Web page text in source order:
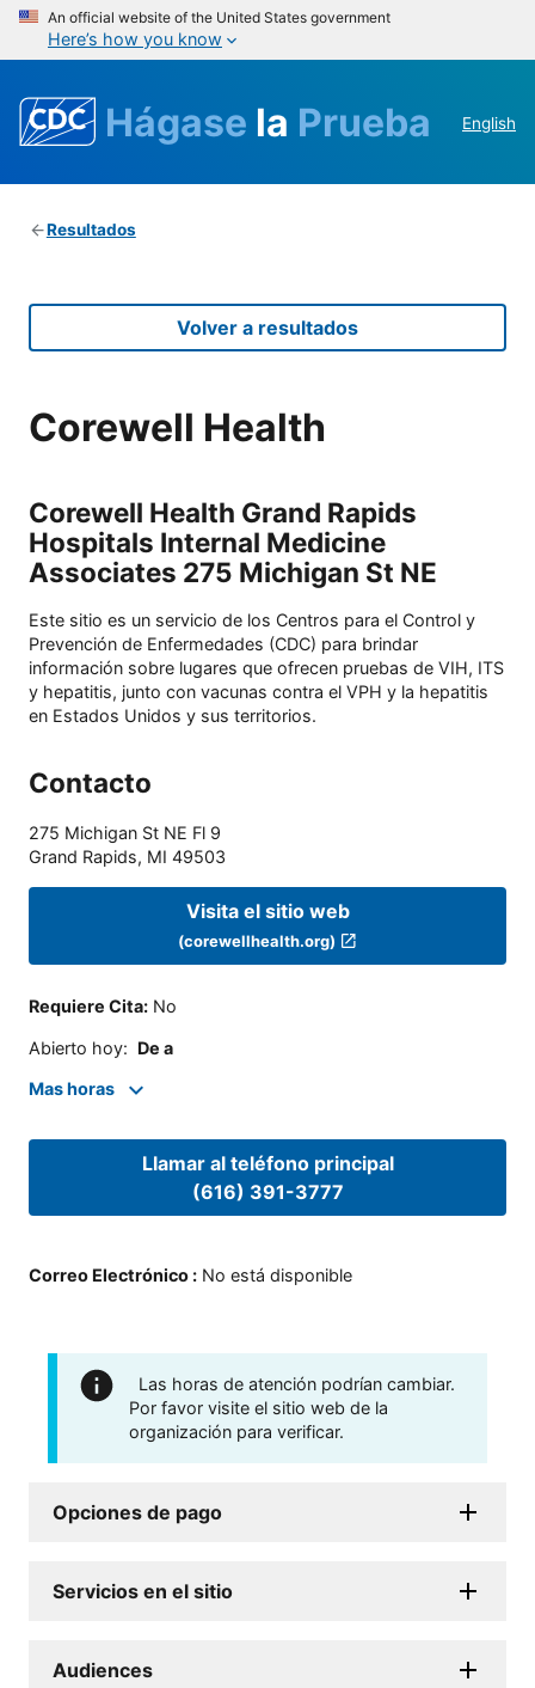
An official website of the United States government
Here’s how you know
Hágase la Prueba English
Resultados
Volver a resultados
Corewell Health
Corewell Health Grand Rapids
Hospitals Internal Medicine
Associates 275 Michigan St NE
Este sitio es un servicio de los Centros para el Control y
Prevención de Enfermedades (CDC) para brindar
información sobre lugares que ofrecen pruebas de VIH, ITS
y hepatitis, junto con vacunas contra el VPH y la hepatitis
en Estados Unidos y sus territorios.
Contacto
275 Michigan St NE Fl 9
Grand Rapids, MI 49503
Visita el sitio web
(corewellhealth.org)
Requiere Cita: No
Abierto hoy: De a
Mas horas
Llamar al teléfono principal
(616) 391-3777
Correo Electrónico : No está disponible
Las horas de atención podrían cambiar.
Por favor visite el sitio web de la
organización para verificar.
Opciones de pago
Servicios en el sitio
Audiences